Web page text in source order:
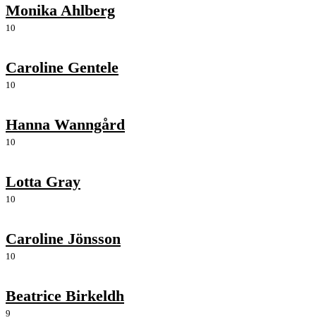
Monika Ahlberg
10
Caroline Gentele
10
Hanna Wanngård
10
Lotta Gray
10
Caroline Jönsson
10
Beatrice Birkeldh
9